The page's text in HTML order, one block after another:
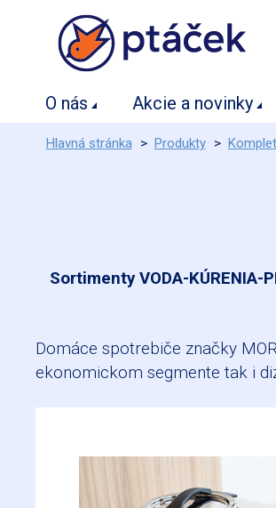
O nás Akcie a novinky
Hlavná stránka > Produkty >
Sortimenty VODA-KÚRENIA-
Domáce spotrebiče značky
ekonomickom segmente tak i